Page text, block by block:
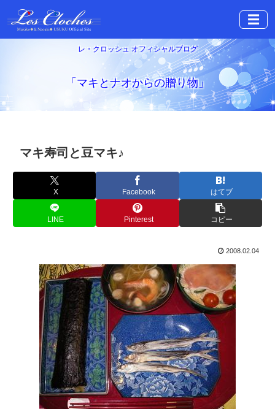
☰
レ・クロッシュ オフィシャルブログ
「マキとナオからの贈り物」
マキ寿司と豆マキ♪
X Facebook はてブ
LINE Pinterest コピー
2008.02.04